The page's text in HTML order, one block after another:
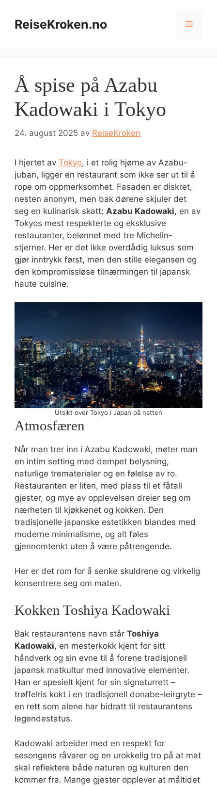
innholdReiseKroken.no Meny
Å spise på Azabu
Kadowaki i Tokyo
24. august 2025 av ReiseKroken
I hjertet av Tokyo, i et rolig hjørne av Azabu-
juban, ligger en restaurant som ikke ser ut til å
rope om oppmerksomhet. Fasaden er diskret,
nesten anonym, men bak dørene skjuler det
seg en kulinarisk skatt: Azabu Kadowaki, en av
Tokyos mest respekterte og eksklusive
restauranter, belønnet med tre Michelin-
stjerner. Her er det ikke overdådig luksus som
gjør inntrykk først, men den stille elegansen og
den kompromissløse tilnærmingen til japansk
haute cuisine.
Utsikt over Tokyo i Japan på natten
Atmosfæren
Når man trer inn i Azabu Kadowaki, møter man
en intim setting med dempet belysning,
naturlige trematerialer og en følelse av ro.
Restauranten er liten, med plass til et fåtall
gjester, og mye av opplevelsen dreier seg om
nærheten til kjøkkenet og kokken. Den
tradisjonelle japanske estetikken blandes med
moderne minimalisme, og alt føles
gjennomtenkt uten å være påtrengende.
Her er det rom for å senke skuldrene og virkelig
konsentrere seg om maten.
Kokken Toshiya Kadowaki
Bak restaurantens navn står Toshiya
Kadowaki, en mesterkokk kjent for sitt
håndverk og sin evne til å forene tradisjonell
japansk matkultur med innovative elementer.
Han er spesielt kjent for sin signaturrett –
trøffelris kokt i en tradisjonell donabe-leirgryte –
en rett som alene har bidratt til restaurantens
legendestatus.
Kadowaki arbeider med en respekt for
sesongens råvarer og en urokkelig tro på at mat
skal reflektere både naturen og kulturen den
kommer fra. Mange gjester opplever at måltidet